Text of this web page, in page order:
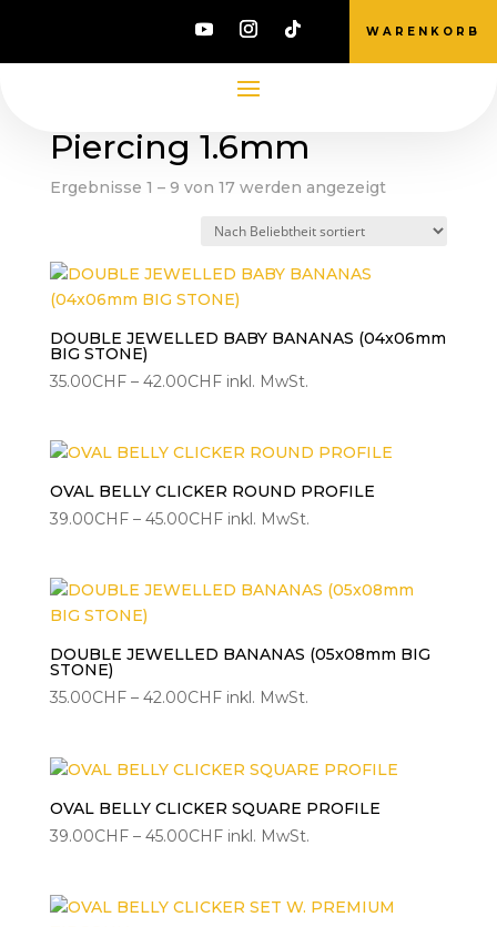
WARENKORB
/ Produkte verschlagwortet mit „Piercing
Piercing 1.6mm
Ergebnisse 1 – 9 von 17 werden angezeigtNach
sortiert
DOUBLE JEWELLED BABY BANANAS (04x06mm
BIG STONE)
35.00CHF – 42.00CHFPreisspanne:
42.00CHF
inkl. MwSt.
OVAL BELLY CLICKER ROUND PROFILE
39.00CHF – 45.00CHFPreisspanne:
45.00CHF
inkl. MwSt.
DOUBLE JEWELLED BANANAS (05x08mm BIG
STONE)
35.00CHF – 42.00CHFPreisspanne:
42.00CHF
inkl. MwSt.
OVAL BELLY CLICKER SQUARE PROFILE
39.00CHF – 45.00CHFPreisspanne:
45.00CHF
inkl. MwSt.